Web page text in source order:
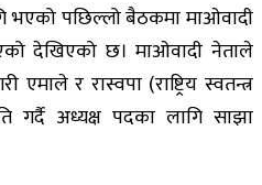
भएको पछिल्लो बैठकमा माओवादी
देखिएको छ। माओवादी नेताले
र रास्वपा (राष्ट्रिय स्वतन्त्र
गर्दै अध्यक्ष पदका लागि साझा